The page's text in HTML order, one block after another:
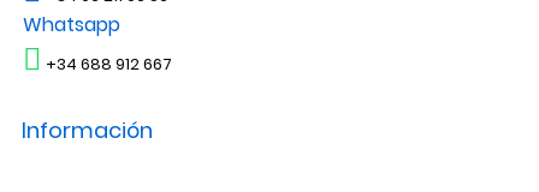
Whatsapp
+34 688 912 667
Información